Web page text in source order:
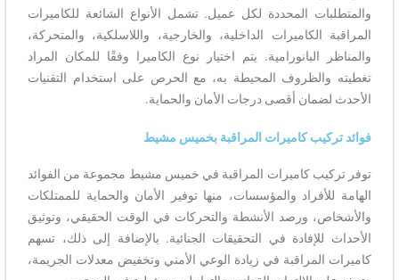
والمتطلبات المحددة لكل عميل. تشمل الأنواع الشائعة للكاميرات
المراقبة الكاميرات الداخلية، والخارجية، واللاسلكية، والمتحركة،
والمناظر البانورامية. يتم اختيار نوع الكاميرا وفقًا للمكان المراد
تغطيته والظروف المحيطة به، مع الحرص على استخدام التقنيات
الأحدث لضمان أقصى درجات الأمان والحماية.
فوائد تركيب كاميرات المراقبة بخميس مشيط
توفر تركيب كاميرات المراقبة في خميس مشيط مجموعة من الفوائد
الهامة للأفراد والمؤسسات، منها توفير الأمان والحماية للممتلكات
والأشخاص، ورصد الأنشطة والتحركات في الوقت الحقيقي، وتوثيق
الأحداث للإفادة في التحقيقات الجنائية. بالإضافة إلى ذلك، تسهم
كاميرات المراقبة في زيادة الوعي الأمني وتخفيض معدلات الجريمة،